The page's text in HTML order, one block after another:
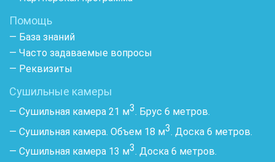
Помощь
— База знаний
— Часто задаваемые вопросы
— Реквизиты
Сушильные камеры
— Сушильная камера 21 м3. Брус 6 метров.
— Сушильная камера. Объем 18 м3. Доска 6 метров.
— Сушильная камера 13 м3. Доска 6 метров.